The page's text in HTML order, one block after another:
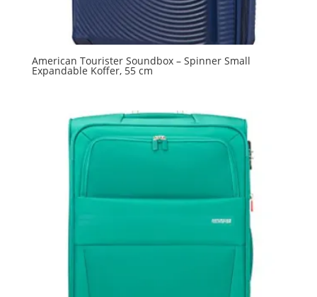
American Tourister Soundbox – Spinner Small
Expandable Koffer, 55 cm